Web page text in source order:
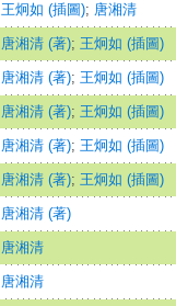
王炯如 (插圖); 唐湘清
唐湘清 (著); 王炯如 (插圖)
唐湘清 (著); 王炯如 (插圖)
唐湘清 (著); 王炯如 (插圖)
唐湘清 (著); 王炯如 (插圖)
唐湘清 (著); 王炯如 (插圖)
唐湘清 (著)
唐湘清
唐湘清